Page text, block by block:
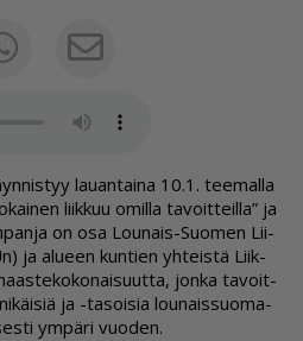
WhatsappSähköposti
lau­an­tai­na 10.1. tee­mal­la
liik­kuu omil­la ta­voit­teil­la” ja
on osa Lou­nais-Suo­men Lii­
ja alu­een kun­tien yh­teis­tä Liik­
jon­ka ta­voit­
ja -ta­soi­sia lou­nais­suo­ma­
ym­pä­ri vuo­den.